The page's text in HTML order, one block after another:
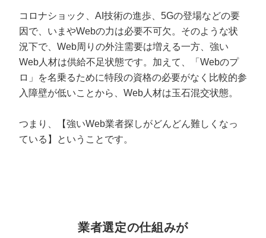
マーケマネージャー
カスタマーサクセスマネージャー
常勤監査役
内部監査室長
募集要項一覧
コロナショック、AI技術の進歩、5Gの登場などの要
因で、いまやWebの力は必要不可欠。そのような状
況下で、Web周りの外注需要は増える一方、強い
Web人材は供給不足状態です。加えて、「Webのプ
ロ」を名乗るために特段の資格の必要がなく比較的参
入障壁が低いことから、Web人材は玉石混交状態。
つまり、【強いWeb業者探しがどんどん難しくなっ
ている】ということです。
業者選定の仕組みが